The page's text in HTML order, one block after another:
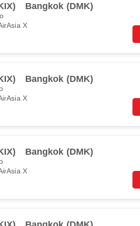
Bangkok (DMK)
X
Bangkok (DMK)
X
Bangkok (DMK)
X